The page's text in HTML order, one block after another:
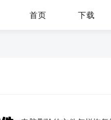
首页 下载